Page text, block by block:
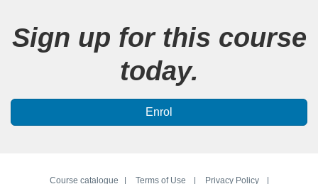
i
t
Sign up for this course
today.
Enrol
Course catalogue Terms of Use Privacy Policy